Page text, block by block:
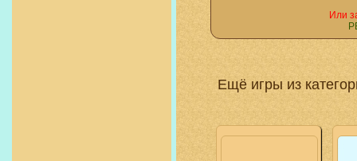
Или
Ещё игры из